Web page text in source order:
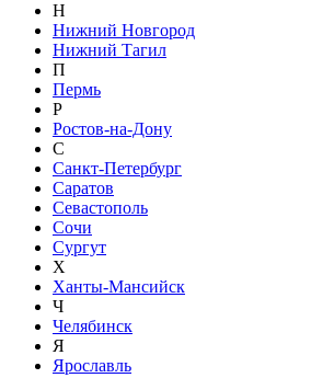
Н
Нижний Новгород
Нижний Тагил
П
Пермь
Р
Ростов-на-Дону
С
Санкт-Петербург
Саратов
Севастополь
Сочи
Сургут
Х
Ханты-Мансийск
Ч
Челябинск
Я
Ярославль